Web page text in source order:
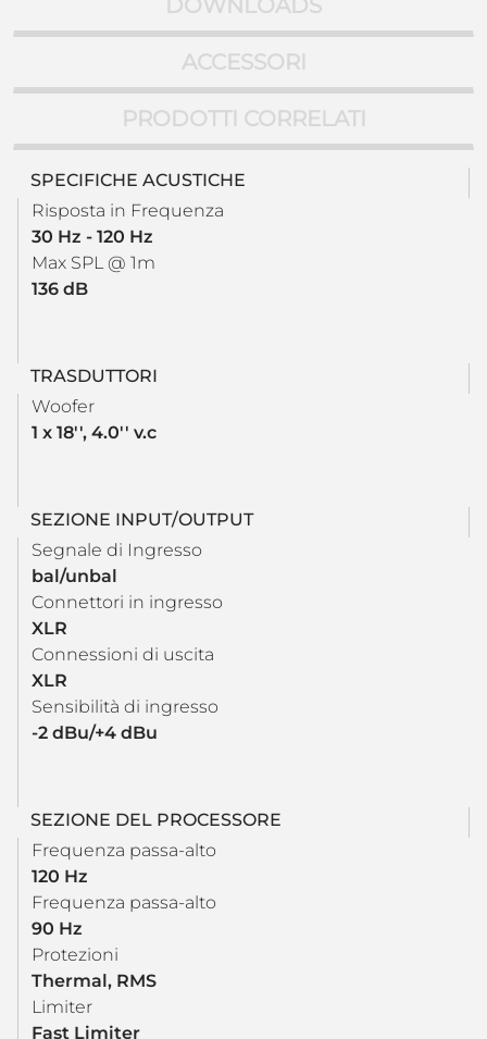
DOWNLOADS
ACCESSORI
PRODOTTI CORRELATI
SPECIFICHE ACUSTICHE
Risposta in Frequenza
30 Hz - 120 Hz
Max SPL @ 1m
136 dB
TRASDUTTORI
Woofer
1 x 18'', 4.0'' v.c
SEZIONE INPUT/OUTPUT
Segnale di Ingresso
bal/unbal
Connettori in ingresso
XLR
Connessioni di uscita
XLR
Sensibilità di ingresso
-2 dBu/+4 dBu
SEZIONE DEL PROCESSORE
Frequenza passa-alto
120 Hz
Frequenza passa-alto
90 Hz
Protezioni
Thermal, RMS
Limiter
Fast Limiter